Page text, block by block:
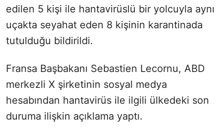
edilen 5 kişi ile hantavirüslü bir yolcuyla aynı
uçakta seyahat eden 8 kişinin karantinada
tutulduğu bildirildi.
Fransa Başbakanı Sebastien Lecornu, ABD
merkezli X şirketinin sosyal medya
hesabından hantavirüs ile ilgili ülkedeki son
duruma ilişkin açıklama yaptı.